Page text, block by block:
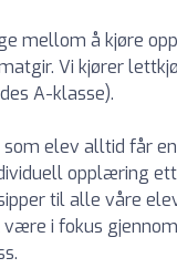
mellom å kjøre
Vi kjører
A-klasse).
elev alltid får
opplæring
til alle våre
i fokus